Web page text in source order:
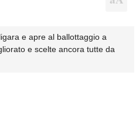
e apre al ballottaggio a
e scelte ancora tutte da